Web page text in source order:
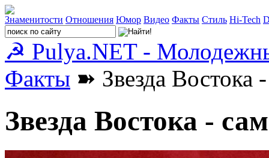
Знаменитости Отношения Юмор Видео Факты Стиль Hi-Tech
☭ Pulya.NET -
Факты ➽ Звезда Востока
Звезда Востока -